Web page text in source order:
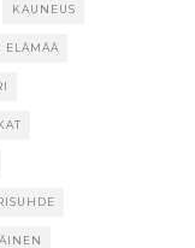
KAUNEUS
ELÄMÄÄ